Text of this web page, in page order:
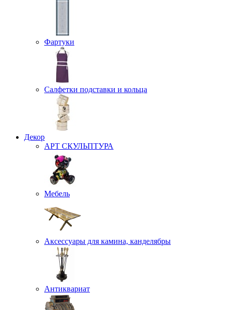
Фартуки
Салфетки подставки и кольца
Декор
АРТ СКУЛЬПТУРА
Мебель
Аксессуары для камина, канделябры
Антиквариат